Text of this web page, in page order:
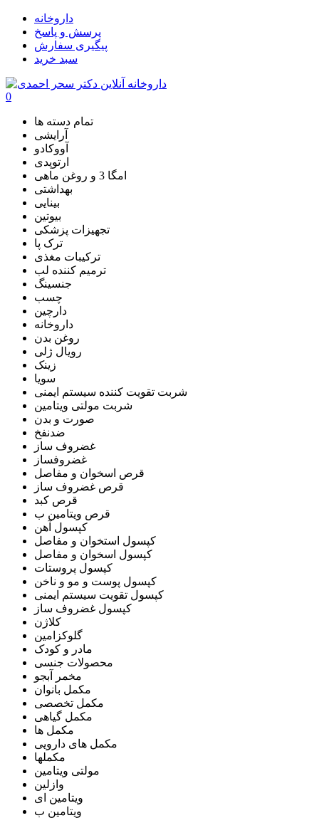
داروخانه
پرسش و پاسخ
پیگیری سفارش
سبد خرید
0
تمام دسته ها
آرایشی
آووکادو
ارتوپدی
امگا 3 و روغن ماهی
بهداشتی
بینایی
بیوتین
تجهیزات پزشکی
ترک پا
ترکیبات مغذی
ترمیم کننده لب
جنسینگ
چسب
دارچین
داروخانه
روغن بدن
رویال ژلی
زینک
سویا
شربت تقویت کننده سیستم ایمنی
شربت مولتی ویتامین
صورت و بدن
ضدنفخ
غضروف ساز
غضروفساز
قرص اسخوان و مفاصل
قرص غضروف ساز
قرص کبد
قرص ویتامین ب
کپسول آهن
کپسول استخوان و مفاصل
کپسول اسخوان و مفاصل
کپسول پروستات
کپسول پوست و مو و ناخن
کپسول تقویت سیستم ایمنی
کپسول غضروف ساز
کلاژن
گلوکزامین
مادر و کودک
محصولات جنسی
مخمر آبجو
مکمل بانوان
مکمل تخصصی
مکمل گیاهی
مکمل ها
مکمل های دارویی
مکملها
مولتی ویتامین
وازلین
ویتامین ای
ویتامین ب